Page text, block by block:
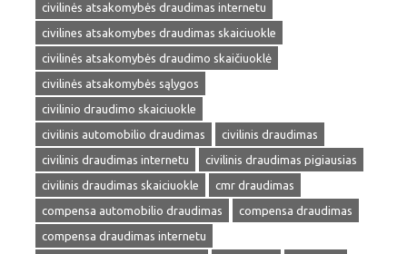
civilinės atsakomybės draudimas internetu
civilines atsakomybes draudimas skaiciuokle
civilinės atsakomybės draudimo skaičiuoklė
civilinės atsakomybės sąlygos
civilinio draudimo skaiciuokle
civilinis automobilio draudimas
civilinis draudimas
civilinis draudimas internetu
civilinis draudimas pigiausias
civilinis draudimas skaiciuokle
cmr draudimas
compensa automobilio draudimas
compensa draudimas
compensa draudimas internetu